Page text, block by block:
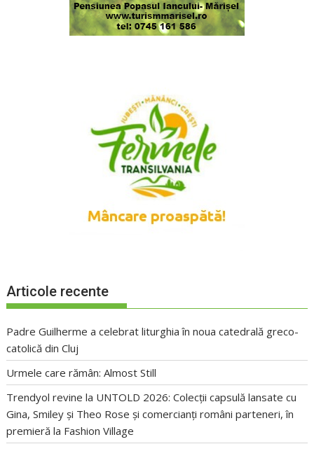
Articole recente
Padre Guilherme a celebrat liturghia în noua catedrală greco-
catolică din Cluj
Urmele care rămân: Almost Still
Trendyol revine la UNTOLD 2026: Colecții capsulă lansate cu
Gina, Smiley și Theo Rose și comercianți români parteneri, în
premieră la Fashion Village